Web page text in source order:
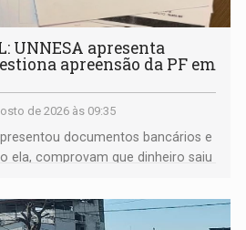
UNNESA apresenta
apreensão da PF em
de 2026 às 09:35
documentos bancários e
ela, comprovam que dinheiro saiu
dentro da sede da entidade
em Rondônia